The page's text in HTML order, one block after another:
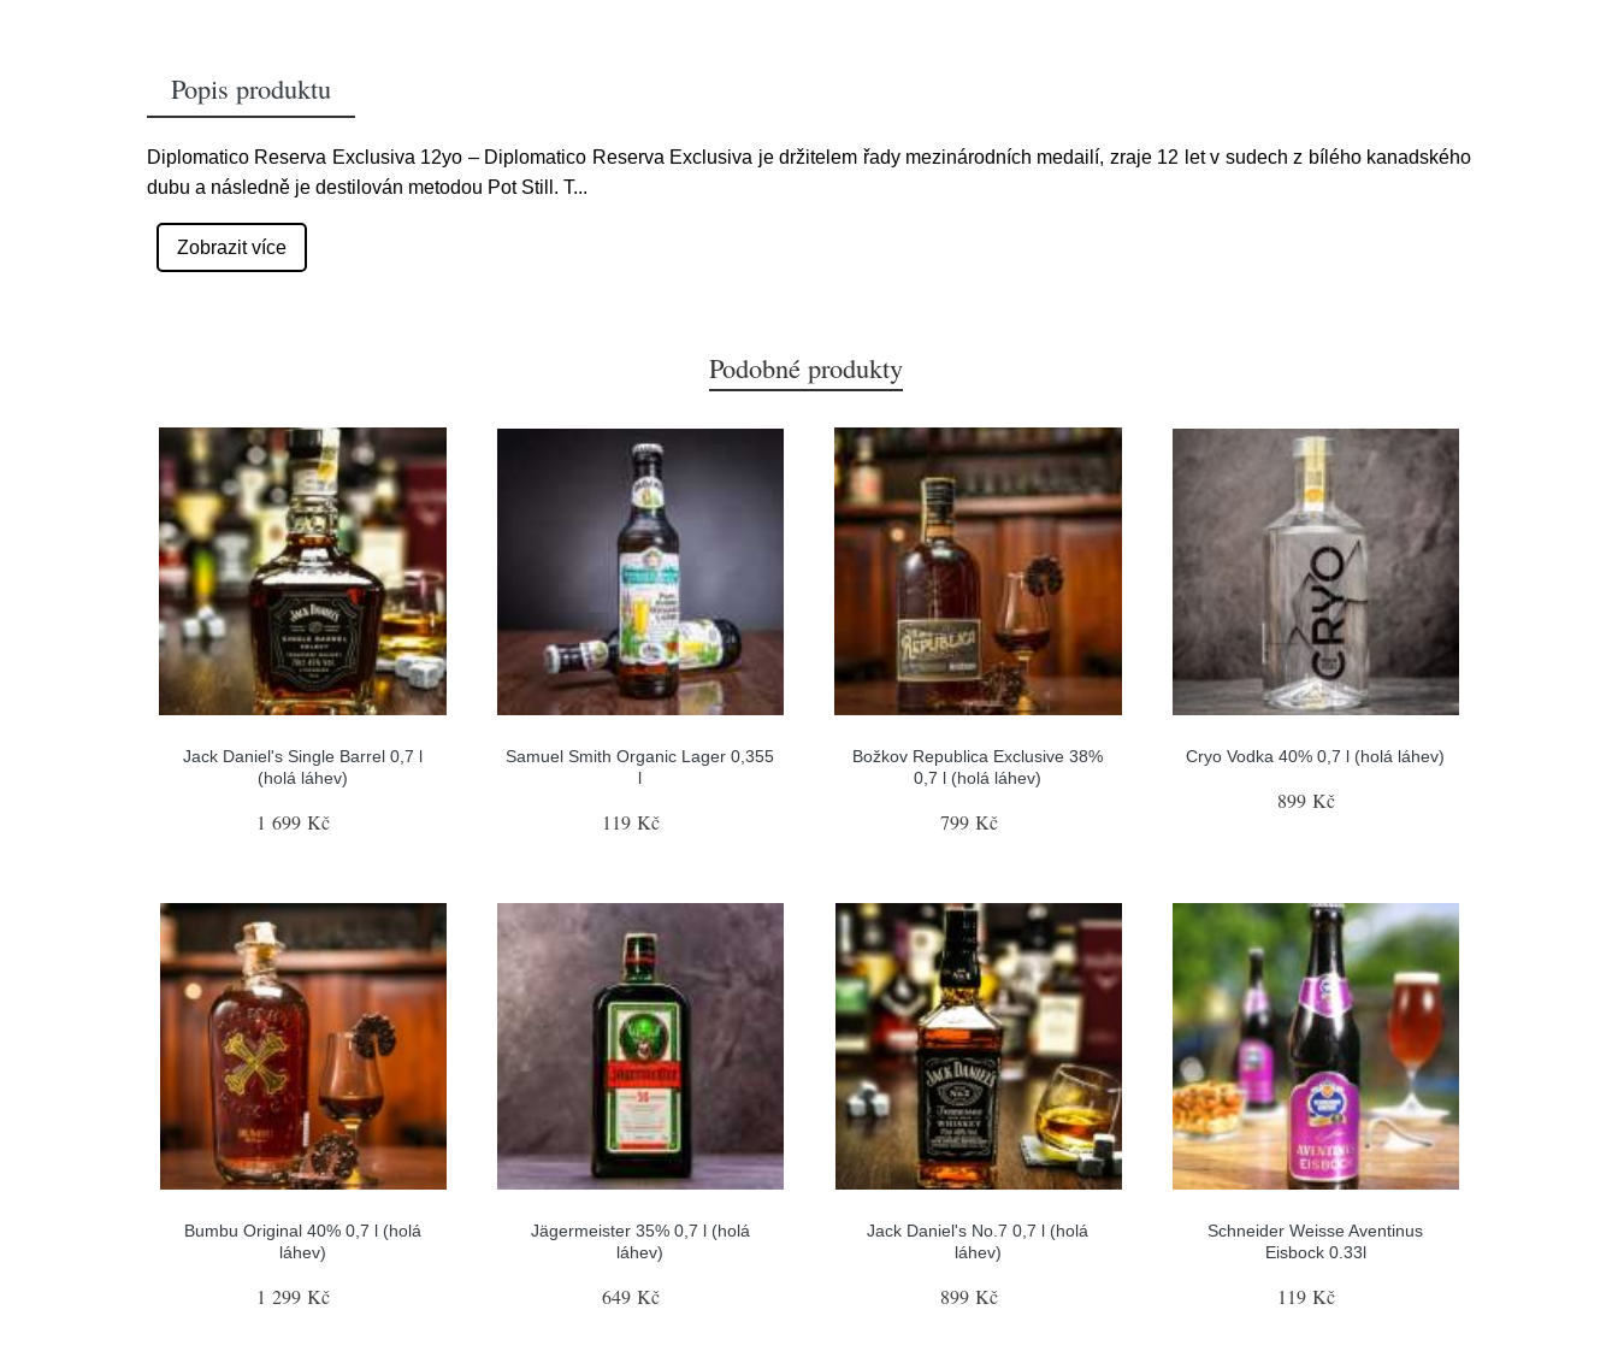
Popis produktu
Diplomatico Reserva Exclusiva 12yo – Diplomatico Reserva Exclusiva je držitelem řady mezinárodních medailí, zraje 12 let v sudech z bílého kanadského
dubu a následně je destilován metodou Pot Still. T...
Zobrazit více
Podobné produkty
Jack Daniel's Single Barrel 0,7 l
(holá láhev)
1 699 Kč
Samuel Smith Organic Lager 0,355
l
119 Kč
Božkov Republica Exclusive 38%
0,7 l (holá láhev)
799 Kč
Cryo Vodka 40% 0,7 l (holá láhev)
899 Kč
Bumbu Original 40% 0,7 l (holá
láhev)
1 299 Kč
Jägermeister 35% 0,7 l (holá
láhev)
649 Kč
Jack Daniel's No.7 0,7 l (holá
láhev)
899 Kč
Schneider Weisse Aventinus
Eisbock 0.33l
119 Kč